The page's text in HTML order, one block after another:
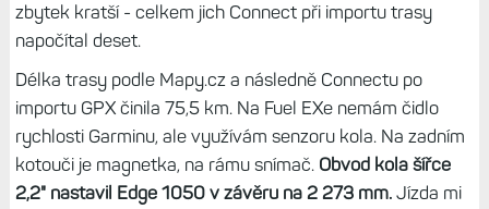
zbytek kratší - celkem jich Connect při importu trasy
napočítal deset.
Délka trasy podle Mapy.cz a následně Connectu po
importu GPX činila 75,5 km. Na Fuel EXe nemám čidlo
rychlosti Garminu, ale využívám senzoru kola. Na zadním
kotouči je magnetka, na rámu snímač. Obvod kola šířce
2,2" nastavil Edge 1050 v závěru na 2 273 mm.Jízda mi